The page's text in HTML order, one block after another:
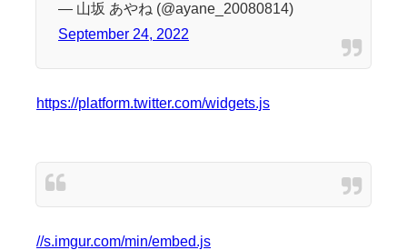
— 山坂 あやね (@ayane_20080814)
September 24, 2022
https://platform.twitter.com/widgets.js
//s.imgur.com/min/embed.js